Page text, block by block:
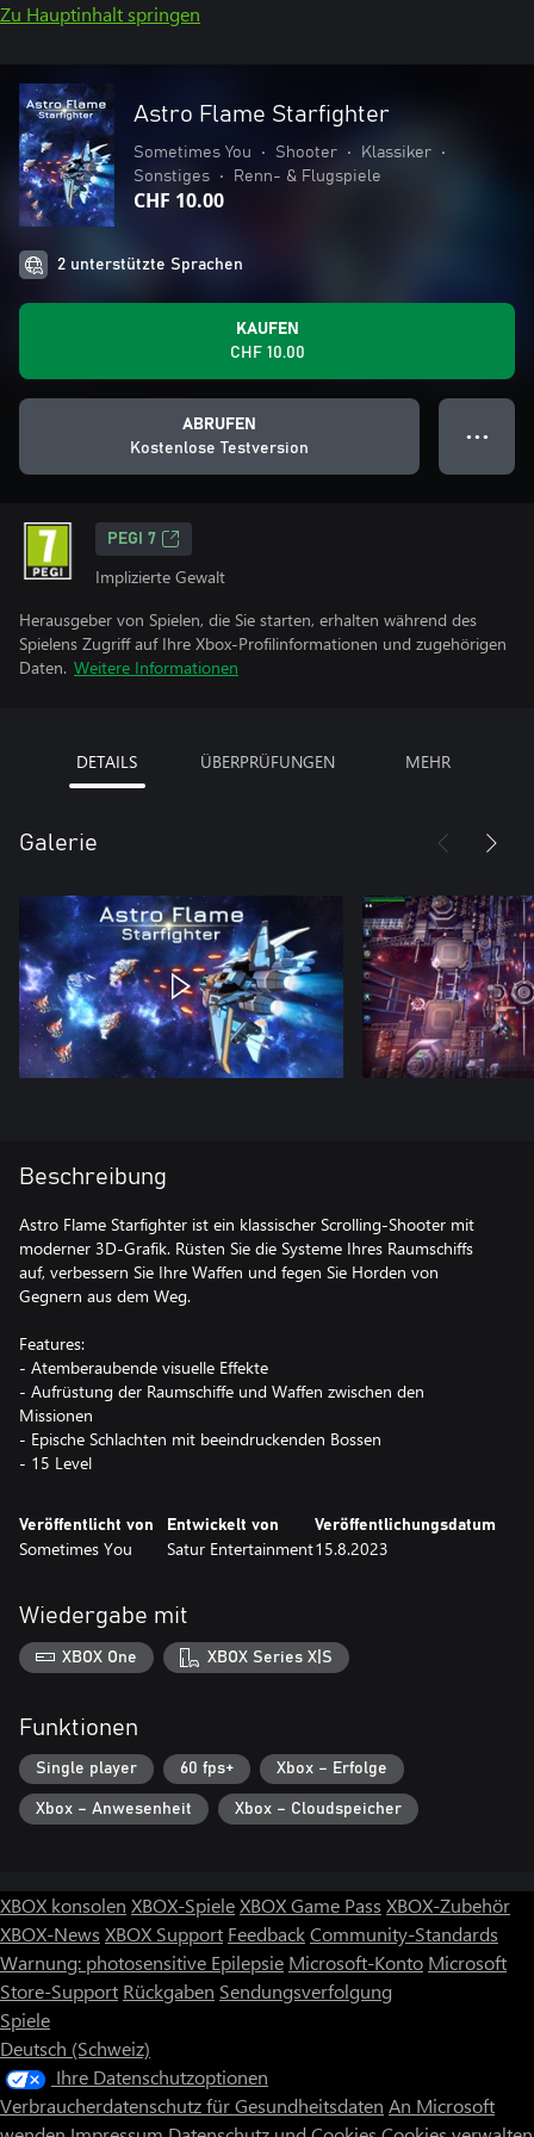
Zu Hauptinhalt springen
Astro Flame Starfighter
Sometimes You • Shooter • Klassiker
•
Sonstiges
• Renn- & Flugspiele
CHF 10.00
2 unterstützte Sprachen
KAUFEN
CHF 10.00
ABRUFEN
Kostenlose Testversion
● ● ●
PEGI 7
Implizierte Gewalt
Herausgeber von Spielen, die Sie starten, erhalten während des
Spielens Zugriff auf Ihre Xbox-Profilinformationen und zugehörigen
Daten. Weitere Informationen
DETAILS ÜBERPRÜFUNGEN MEHR
Galerie
Beschreibung
Astro Flame Starfighter ist ein klassischer Scrolling-Shooter mit
moderner 3D-Grafik. Rüsten Sie die Systeme Ihres Raumschiffs
auf, verbessern Sie Ihre Waffen und fegen Sie Horden von
Gegnern aus dem Weg.
Features:
- Atemberaubende visuelle Effekte
- Aufrüstung der Raumschiffe und Waffen zwischen den
Missionen
- Epische Schlachten mit beeindruckenden Bossen
- 15 Level
Veröffentlicht von
Sometimes You
Entwickelt von
Satur Entertainment
Veröffentlichungsdatum
15.8.2023
Wiedergabe mit
XBOX One XBOX Series X|S
Funktionen
Single player 60 fps+ Xbox – Erfolge
Xbox – Anwesenheit Xbox – Cloudspeicher
XBOX konsolen XBOX-SpieleXBOX Game Pass XBOX-Zubehör
XBOX-News XBOX Support FeedbackCommunity-Standards
Warnung: photosensitive Epilepsie Microsoft-Konto Microsoft
Store-Support Rückgaben Sendungsverfolgung
Spiele
Deutsch (Schweiz)
Ihre Datenschutzoptionen
Verbraucherdatenschutz für Gesundheitsdaten An Microsoft